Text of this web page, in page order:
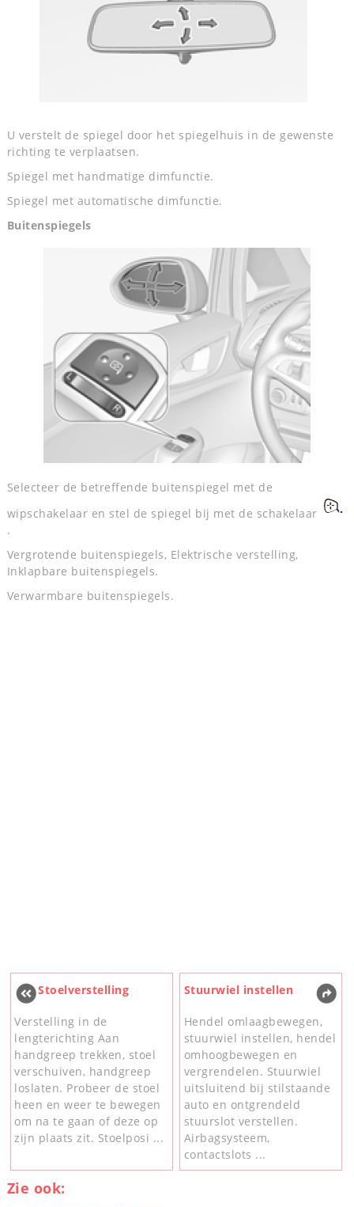
U verstelt de spiegel door het spiegelhuis in de gewenste
richting te verplaatsen.
Spiegel met handmatige dimfunctie.
Spiegel met automatische dimfunctie.
Buitenspiegels
Selecteer de betreffende buitenspiegel met de
wipschakelaar en stel de spiegel bij met de schakelaar
.
Vergrotende buitenspiegels, Elektrische verstelling,
Inklapbare buitenspiegels.
Verwarmbare buitenspiegels.
Stoelverstelling
Verstelling in de
lengterichting Aan
handgreep trekken, stoel
verschuiven, handgreep
loslaten. Probeer de stoel
heen en weer te bewegen
om na te gaan of deze op
zijn plaats zit. Stoelposi ...
Stuurwiel instellen
Hendel omlaagbewegen,
stuurwiel instellen, hendel
omhoogbewegen en
vergrendelen. Stuurwiel
uitsluitend bij stilstaande
auto en ontgrendeld
stuurslot verstellen.
Airbagsysteem,
contactslots ...
Zie ook: